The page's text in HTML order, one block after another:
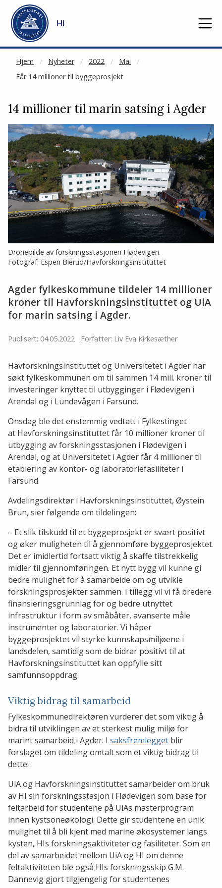
Gå til hovedinnhold
HI
Hjem Nyheter 2022
Mai
Får 14 millioner til byggeprosjekt
NOT CACHED
14 millioner til marin satsing i Agder
Dronebilde av forskningsstasjonen Flødevigen.
Fotograf: Espen Bierud/Havforskningsinstituttet
Agder fylkeskommune tildeler 14 millioner
kroner til Havforskningsinstituttet og UiA
for marin satsing i Agder.
Publisert: 04.05.2022 Forfatter: Liv Eva Kirkesæther
Havforskningsinstituttet og Universitetet i Agder har
søkt fylkeskommunen om til sammen 14 mill. kroner til
investeringer knyttet til utbygginger i Flødevigen i
Arendal og i Lundevågen i Farsund.
Onsdag ble det enstemmig vedtatt i Fylkestinget
at Havforskningsinstituttet får 10 millioner kroner til
utbygging av forskningsstasjonen i Flødevigen i
Arendal, og at Universitetet i Agder får 4 millioner til
etablering av kontor- og laboratoriefasiliteter i
Farsund.
Avdelingsdirektør i Havforskningsinstituttet, Øystein
Brun, sier følgende om tildelingen:
– Et slik tilskudd til et byggeprosjekt er svært positivt
og øker muligheten til å gjennomføre byggeprosjektet.
Det er imidlertid fortsatt viktig å skaffe tilstrekkelig
midler til gjennomføringen. Et nytt bygg vil kunne gi
bedre mulighet for å samarbeide om og utvikle
forskningsprosjekter sammen. I tillegg vil vi få bredere
finansieringsgrunnlag for og bedre utnyttet
infrastruktur i form av småbåter, avanserte måle
instrumenter og laboratorier. Vi håper
byggeprosjektet vil styrke kunnskapsmiljøene i
landsdelen, samtidig som de bidrar positivt til at
Havforskningsinstituttet kan oppfylle sitt
samfunnsoppdrag.
Viktig bidrag til samarbeid
Fylkeskommunedirektøren vurderer det som viktig å
bidra til utviklingen av et sterkest mulig miljø for
marint samarbeid i Agder. I saksfremlegget blir
forslaget om tildeling omtalt som et viktig bidrag til
dette:
UiA og Havforskningsinstituttet samarbeider om bruk
av HI sin forskningsstasjon i Flødevigen som base for
feltarbeid for studentene på UiAs masterprogram
innen kystsoneøkologi. Dette gir studentene en unik
mulighet til å bli kjent med marine økosystemer langs
kysten, HIs forskningsaktiviteter og fasiliteter. Som en
del av samarbeidet mellom UiA og HI om denne
feltaktiviteten ble også HIs forskningsskip G.M.
Dannevig gjort tilgjengelig for studentenes